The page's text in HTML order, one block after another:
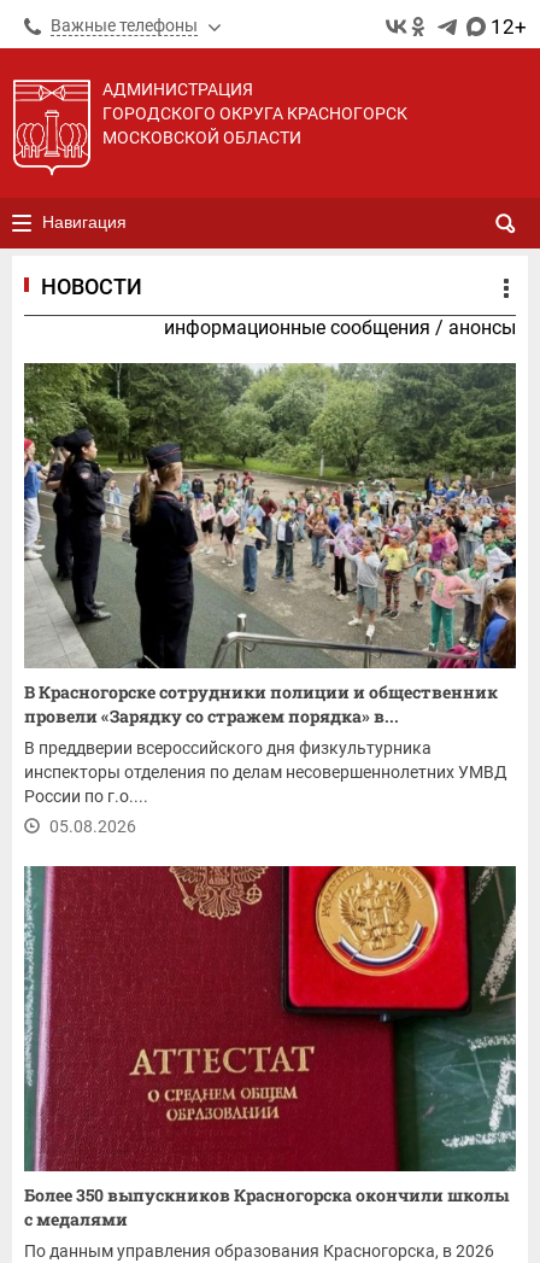
Важные телефоны 12+
АДМИНИСТРАЦИЯ
ГОРОДСКОГО ОКРУГА КРАСНОГОРСК
МОСКОВСКОЙ ОБЛАСТИ
Навигация
НОВОСТИ
информационные сообщения / анонсы
В Красногорске сотрудники полиции и общественник
провели «Зарядку со стражем порядка» в...
В преддверии всероссийского дня физкультурника
инспекторы отделения по делам несовершеннолетних УМВД
России по г.о....
05.08.2026
Более 350 выпускников Красногорска окончили школы
с медалями
По данным управления образования Красногорска, в 2026